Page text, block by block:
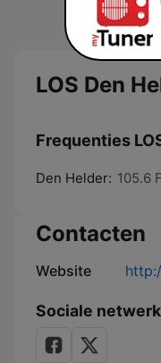
LOS Den
Frequenties
Den Helder: 105.6
Contacten
Website
Sociale